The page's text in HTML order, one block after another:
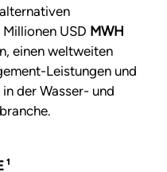
USD MWH
einen weltweiten
Leistungen und
der Wasser- und